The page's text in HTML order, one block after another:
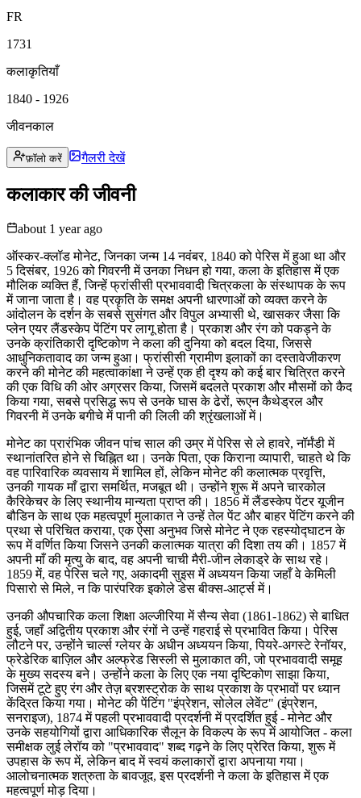
FR
1731
कलाकृतियाँ
1840 - 1926
जीवनकाल
फ़ॉलो करें गैलरी देखें
कलाकार की जीवनी
about 1 year ago
ऑस्कर-क्लॉड मोनेट, जिनका जन्म 14 नवंबर, 1840 को पेरिस में हुआ था और
5 दिसंबर, 1926 को गिवरनी में उनका निधन हो गया, कला के इतिहास में एक
मौलिक व्यक्ति हैं, जिन्हें फ्रांसीसी प्रभाववादी चित्रकला के संस्थापक के रूप
में जाना जाता है। वह प्रकृति के समक्ष अपनी धारणाओं को व्यक्त करने के
आंदोलन के दर्शन के सबसे सुसंगत और विपुल अभ्यासी थे, खासकर जैसा कि
प्लेन एयर लैंडस्केप पेंटिंग पर लागू होता है। प्रकाश और रंग को पकड़ने के
उनके क्रांतिकारी दृष्टिकोण ने कला की दुनिया को बदल दिया, जिससे
आधुनिकतावाद का जन्म हुआ। फ्रांसीसी ग्रामीण इलाकों का दस्तावेजीकरण
करने की मोनेट की महत्वाकांक्षा ने उन्हें एक ही दृश्य को कई बार चित्रित करने
की एक विधि की ओर अग्रसर किया, जिसमें बदलते प्रकाश और मौसमों को कैद
किया गया, सबसे प्रसिद्ध रूप से उनके घास के ढेरों, रूएन कैथेड्रल और
गिवरनी में उनके बगीचे में पानी की लिली की श्रृंखलाओं में।
मोनेट का प्रारंभिक जीवन पांच साल की उम्र में पेरिस से ले हावरे, नॉर्मंडी में
स्थानांतरित होने से चिह्नित था। उनके पिता, एक किराना व्यापारी, चाहते थे कि
वह पारिवारिक व्यवसाय में शामिल हों, लेकिन मोनेट की कलात्मक प्रवृत्ति,
उनकी गायक माँ द्वारा समर्थित, मजबूत थी। उन्होंने शुरू में अपने चारकोल
कैरिकेचर के लिए स्थानीय मान्यता प्राप्त की। 1856 में लैंडस्केप पेंटर यूजीन
बौडिन के साथ एक महत्वपूर्ण मुलाकात ने उन्हें तेल पेंट और बाहर पेंटिंग करने की
प्रथा से परिचित कराया, एक ऐसा अनुभव जिसे मोनेट ने एक रहस्योद्घाटन के
रूप में वर्णित किया जिसने उनकी कलात्मक यात्रा की दिशा तय की। 1857 में
अपनी माँ की मृत्यु के बाद, वह अपनी चाची मैरी-जीन लेकाड्रे के साथ रहे।
1859 में, वह पेरिस चले गए, अकादमी सुइस में अध्ययन किया जहाँ वे केमिली
पिसारो से मिले, न कि पारंपरिक इकोले डेस बीक्स-आर्ट्स में।
उनकी औपचारिक कला शिक्षा अल्जीरिया में सैन्य सेवा (1861-1862) से बाधित
हुई, जहाँ अद्वितीय प्रकाश और रंगों ने उन्हें गहराई से प्रभावित किया। पेरिस
लौटने पर, उन्होंने चार्ल्स ग्लेयर के अधीन अध्ययन किया, पियरे-अगस्टे रेनॉयर,
फ्रेडेरिक बाज़िल और अल्फ्रेड सिस्ली से मुलाकात की, जो प्रभाववादी समूह
के मुख्य सदस्य बने। उन्होंने कला के लिए एक नया दृष्टिकोण साझा किया,
जिसमें टूटे हुए रंग और तेज़ ब्रशस्ट्रोक के साथ प्रकाश के प्रभावों पर ध्यान
केंद्रित किया गया। मोनेट की पेंटिंग "इंप्रेशन, सोलेल लेवेंट" (इंप्रेशन,
सनराइज), 1874 में पहली प्रभाववादी प्रदर्शनी में प्रदर्शित हुई - मोनेट और
उनके सहयोगियों द्वारा आधिकारिक सैलून के विकल्प के रूप में आयोजित - कला
समीक्षक लुई लेरॉय को "प्रभाववाद" शब्द गढ़ने के लिए प्रेरित किया, शुरू में
उपहास के रूप में, लेकिन बाद में स्वयं कलाकारों द्वारा अपनाया गया।
आलोचनात्मक शत्रुता के बावजूद, इस प्रदर्शनी ने कला के इतिहास में एक
महत्वपूर्ण मोड़ दिया।